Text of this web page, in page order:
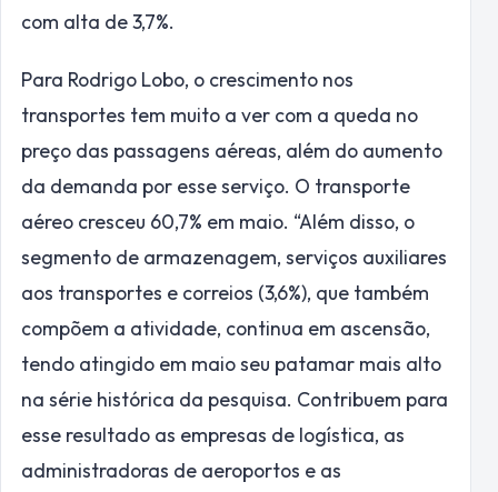
com alta de 3,7%.
Para Rodrigo Lobo, o crescimento nos
transportes tem muito a ver com a queda no
preço das passagens aéreas, além do aumento
da demanda por esse serviço. O transporte
aéreo cresceu 60,7% em maio. “Além disso, o
segmento de armazenagem, serviços auxiliares
aos transportes e correios (3,6%), que também
compõem a atividade, continua em ascensão,
tendo atingido em maio seu patamar mais alto
na série histórica da pesquisa. Contribuem para
esse resultado as empresas de logística, as
administradoras de aeroportos e as